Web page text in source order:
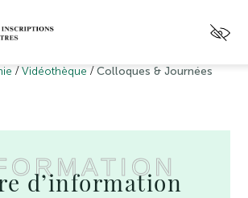
/Vidéothèque /Colloques & Journées
d’information